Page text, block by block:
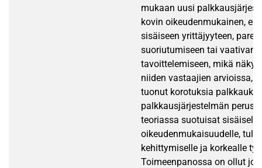
mukaan uusi
kovin oikeudenmukainen,
sisäiseen yrittäjyyteen,
suoriutumiseen tai
tavoittelemiseen, mikä näkyi
niiden vastaajien arvioissa,
tuonut korotuksia
palkkausjärjestelmän
teoriassa suotuisat
oikeudenmukaisuudelle,
kehittymiselle ja korkealle
Toimeenpanossa on ollut